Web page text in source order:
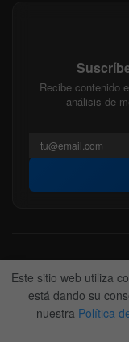
Recibe contenido
análisis de
Acerca de nosotros
Contactanos
© 2022-2026BitFinanzas
Este sitio web utiliza
está dando su
nuestra Política